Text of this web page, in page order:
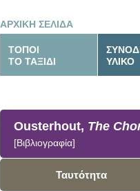
ΑΡΧΙΚΗ ΣΕΛΙΔΑ
ΤΟΠΟΙ
ΤΟ ΤΑΞΙΔΙ
ΥΛΙΚΟ
Ousterhout, The
[Βιβλιογραφία]
Ταυτότητα